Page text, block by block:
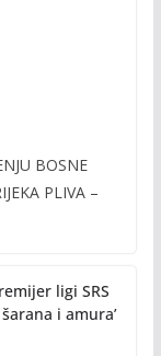
BOSNE
PLIVA –
ligi SRS
i amura’